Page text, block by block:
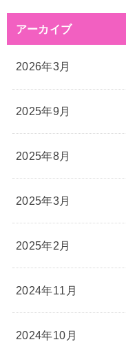
アーカイブ
2026年3月
2025年9月
2025年8月
2025年3月
2025年2月
2024年11月
2024年10月